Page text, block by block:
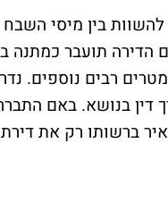
בין מיסי
תועבר כמתנה
רבים נוספים.
דין בנושא. באם
ברשותו רק את